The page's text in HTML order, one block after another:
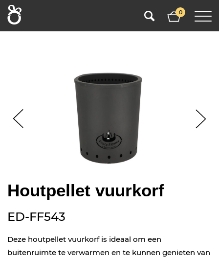
0
Houtpellet vuurkorf
ED-FF543
Deze houtpellet vuurkorf is ideaal om een
buitenruimte te verwarmen en te kunnen genieten van